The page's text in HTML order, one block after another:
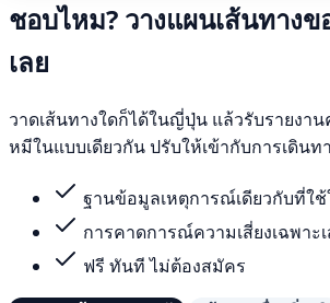
ชอบไหม? วางแผนเส้นทาง
เลย
วาดเส้นทางใดก็ได้ในญี่ปุ่น แล้วรับรายงา
หมีในแบบเดียวกัน ปรับให้เข้ากับการเดิน
ฐานข้อมูลเหตุการณ์เดียวกับที่ใ
การคาดการณ์ความเสี่ยงเฉพา
ฟรี ทันที ไม่ต้องสมัคร